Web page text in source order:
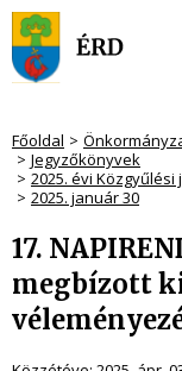
Főoldal
Jegyzőkönyvek
2025. évi
2025. január 30
17.
megbízott